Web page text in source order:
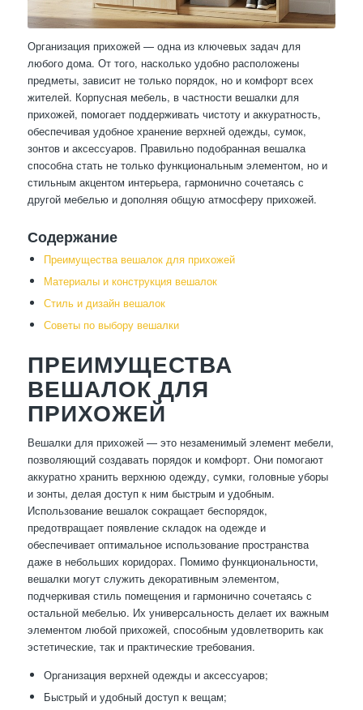
Организация прихожей — одна из ключевых задач для
любого дома. От того, насколько удобно расположены
предметы, зависит не только порядок, но и комфорт всех
жителей. Корпусная мебель, в частности вешалки для
прихожей, помогает поддерживать чистоту и аккуратность,
обеспечивая удобное хранение верхней одежды, сумок,
зонтов и аксессуаров. Правильно подобранная вешалка
способна стать не только функциональным элементом, но и
стильным акцентом интерьера, гармонично сочетаясь с
другой мебелью и дополняя общую атмосферу прихожей.
Содержание
Преимущества вешалок для прихожей
Материалы и конструкция вешалок
Стиль и дизайн вешалок
Советы по выбору вешалки
ПРЕИМУЩЕСТВА
ВЕШАЛОК ДЛЯ
ПРИХОЖЕЙ
Вешалки для прихожей — это незаменимый элемент мебели,
позволяющий создавать порядок и комфорт. Они помогают
аккуратно хранить верхнюю одежду, сумки, головные уборы
и зонты, делая доступ к ним быстрым и удобным.
Использование вешалок сокращает беспорядок,
предотвращает появление складок на одежде и
обеспечивает оптимальное использование пространства
даже в небольших коридорах. Помимо функциональности,
вешалки могут служить декоративным элементом,
подчеркивая стиль помещения и гармонично сочетаясь с
остальной мебелью. Их универсальность делает их важным
элементом любой прихожей, способным удовлетворить как
эстетические, так и практические требования.
Организация верхней одежды и аксессуаров;
Быстрый и удобный доступ к вещам;